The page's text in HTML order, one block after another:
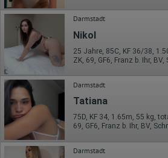
Darmstadt
Nikol
Darmstadt
Tatiana
75D, KF 34, 1.65m, 55 kg,
Darmstadt